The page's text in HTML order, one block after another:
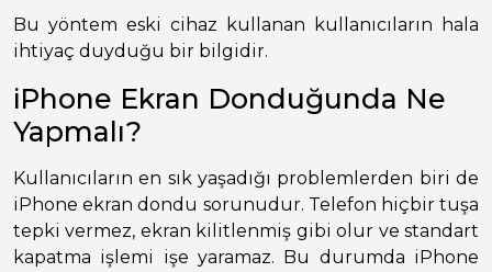
Bu yöntem eski cihaz kullanan kullanıcıların hala
ihtiyaç duyduğu bir bilgidir.
iPhone Ekran Donduğunda Ne
Yapmalı?
Kullanıcıların en sık yaşadığı problemlerden biri de
iPhone ekran dondu sorunudur. Telefon hiçbir tuşa
tepki vermez, ekran kilitlenmiş gibi olur ve standart
kapatma işlemi işe yaramaz. Bu durumda iPhone